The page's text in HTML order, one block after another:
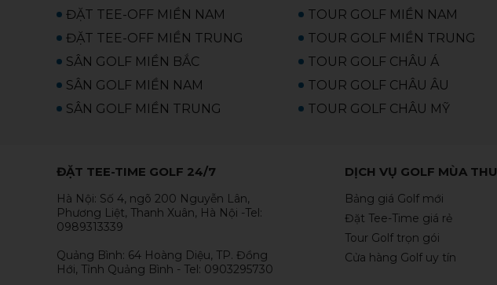
ĐẶT TEE-OFF MIỀN NAM
ĐẶT TEE-OFF MIỀN TRUNG
SÂN GOLF MIỀN BẮC
SÂN GOLF MIỀN NAM
SÂN GOLF MIỀN TRUNG
TOUR GOLF MIỀN NAM
TOUR GOLF MIỀN TRUNG
TOUR GOLF CHÂU Á
TOUR GOLF CHÂU ÂU
TOUR GOLF CHÂU MỸ
ĐẶT TEE-TIME GOLF 24/7
Hà Nội: Số 4, ngõ 200 Nguyễn Lân,
Phương Liệt, Thanh Xuân, Hà Nội -Tel:
0989313339
Quảng Bình: 64 Hoàng Diệu, TP. Đồng
Hới, Tỉnh Quảng Bình - Tel: 0903295730
DỊCH VỤ GOLF MÙA THU
Bảng giá Golf mới
Đặt Tee-Time giá rẻ
Tour Golf trọn gói
Cửa hàng Golf uy tín